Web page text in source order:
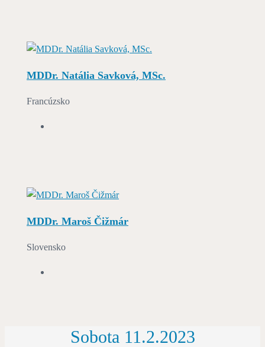
MDDr. Natália Savková, MSc.
Francúzsko
MDDr. Maroš Čižmár
Slovensko
Sobota 11.2.2023